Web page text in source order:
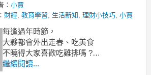
： 小賈
財經, 教育學習, 生活新知 , 理財小技巧, 小賈
每逢過年時節，
大夥都會外出走春、吃美食
不曉得大家喜歡吃雞排嗎 ?
雞排可算是台灣人的國民美食
繼續閱讀...